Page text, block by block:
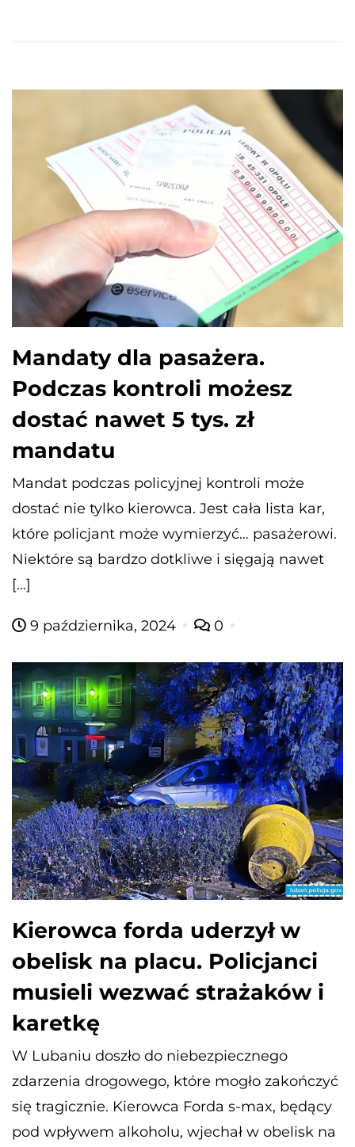
Mandaty dla pasażera.
Podczas kontroli możesz
dostać nawet 5 tys. zł
mandatu
Mandat podczas policyjnej kontroli może
dostać nie tylko kierowca. Jest cała lista kar,
które policjant może wymierzyć… pasażerowi.
Niektóre są bardzo dotkliwe i sięgają nawet
[…]
9 października, 2024 0
Kierowca forda uderzył w
obelisk na placu. Policjanci
musieli wezwać strażaków i
karetkę
W Lubaniu doszło do niebezpiecznego
zdarzenia drogowego, które mogło zakończyć
się tragicznie. Kierowca Forda s-max, będący
pod wpływem alkoholu, wjechał w obelisk na